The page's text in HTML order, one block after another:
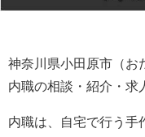
神奈川県小田原市（お
内職の相談・紹介・求
内職は、自宅で行う手